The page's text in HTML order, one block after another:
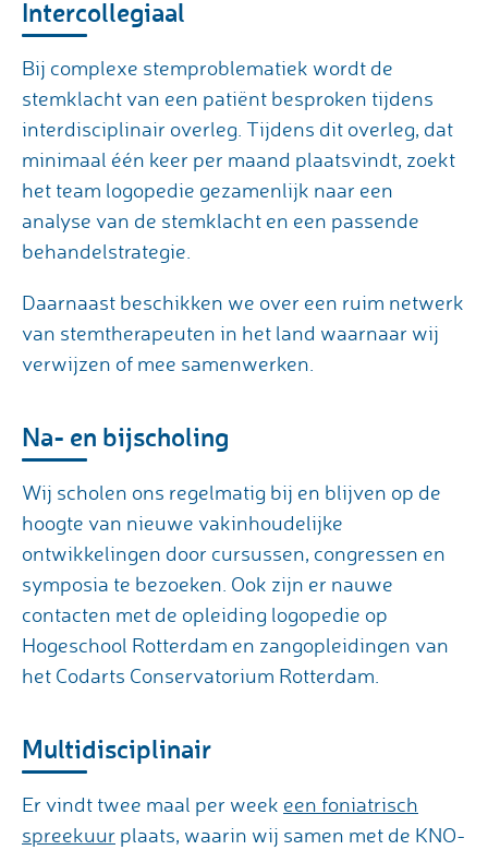
Intercollegiaal
Bij complexe stemproblematiek wordt de
stemklacht van een patiënt besproken tijdens
interdisciplinair overleg. Tijdens dit overleg, dat
minimaal één keer per maand plaatsvindt, zoekt
het team logopedie gezamenlijk naar een
analyse van de stemklacht en een passende
behandelstrategie.
Daarnaast beschikken we over een ruim netwerk
van stemtherapeuten in het land waarnaar wij
verwijzen of mee samenwerken.
Na- en bijscholing
Wij scholen ons regelmatig bij en blijven op de
hoogte van nieuwe vakinhoudelijke
ontwikkelingen door cursussen, congressen en
symposia te bezoeken. Ook zijn er nauwe
contacten met de opleiding logopedie op
Hogeschool Rotterdam en zangopleidingen van
het Codarts Conservatorium Rotterdam.
Multidisciplinair
Er vindt twee maal per week een foniatrisch
spreekuur plaats, waarin wij samen met de KNO-